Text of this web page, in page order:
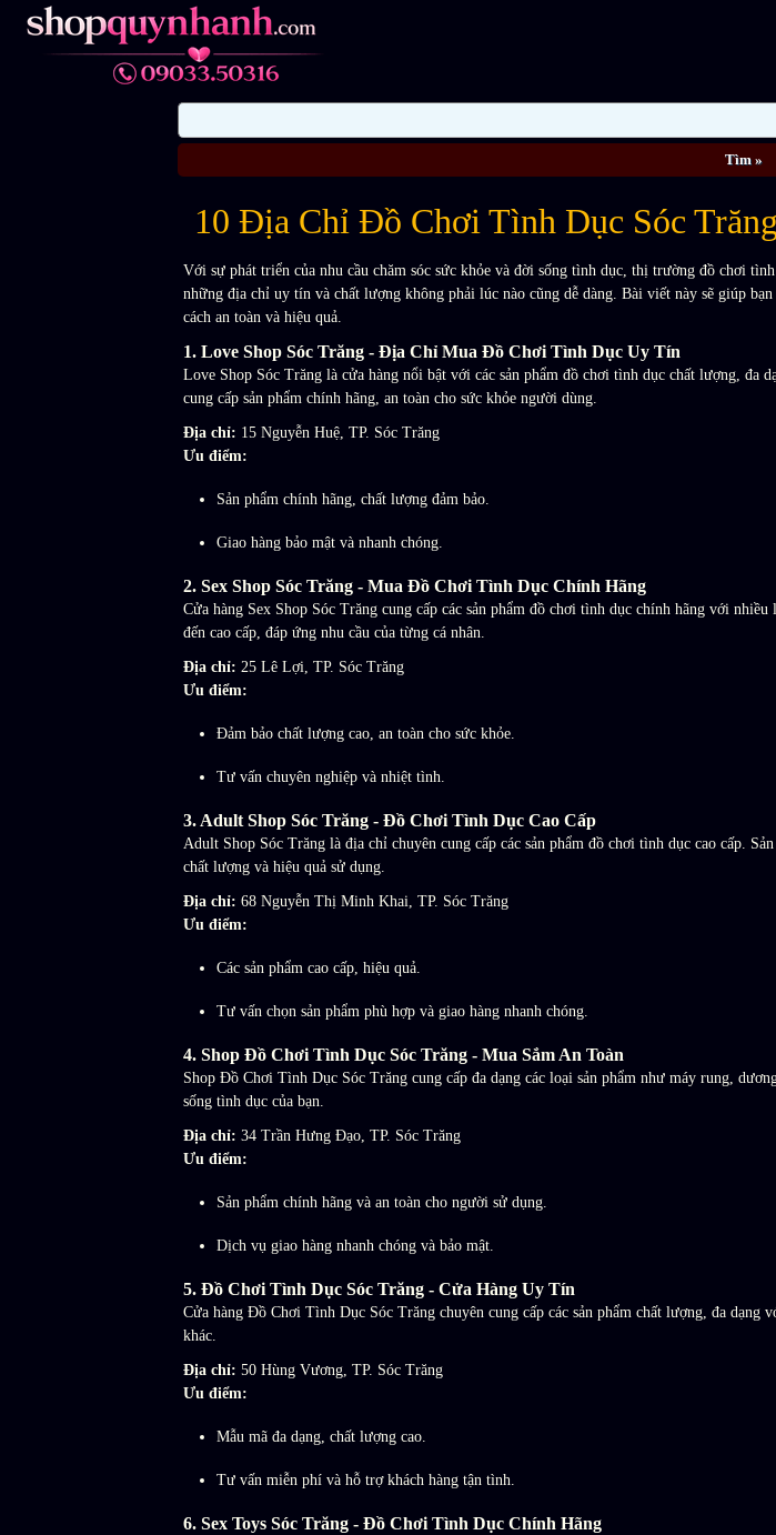
10 Địa Chỉ Đồ Chơi Tình Dục Sóc
Với sự phát triển của nhu cầu chăm sóc sức khỏe và đời sống tình dục, thị trường đồ chơi
những địa chỉ uy tín và chất lượng không phải lúc nào cũng dễ dàng. Bài viết này sẽ giúp
cách an toàn và hiệu quả.
1. Love Shop Sóc Trăng - Địa Chỉ Mua Đồ Chơi Tình Dục Uy Tín
Love Shop Sóc Trăng là cửa hàng nổi bật với các sản phẩm đồ chơi tình dục chất lượng, đa
cung cấp sản phẩm chính hãng, an toàn cho sức khỏe người dùng.
Địa chỉ: 15 Nguyễn Huệ, TP. Sóc Trăng
Ưu điểm:
Sản phẩm chính hãng, chất lượng đảm bảo.
Giao hàng bảo mật và nhanh chóng.
2. Sex Shop Sóc Trăng - Mua Đồ Chơi Tình Dục Chính Hãng
Cửa hàng Sex Shop Sóc Trăng cung cấp các sản phẩm đồ chơi tình dục chính hãng với
đến cao cấp, đáp ứng nhu cầu của từng cá nhân.
Địa chỉ: 25 Lê Lợi, TP. Sóc Trăng
Ưu điểm:
Đảm bảo chất lượng cao, an toàn cho sức khỏe.
Tư vấn chuyên nghiệp và nhiệt tình.
3.Adult Shop Sóc Trăng - Đồ Chơi Tình Dục Cao Cấp
Adult Shop Sóc Trăng là địa chỉ chuyên cung cấp các sản phẩm đồ chơi tình dục cao cấp.
chất lượng và hiệu quả sử dụng.
Địa chỉ: 68 Nguyễn Thị Minh Khai, TP. Sóc Trăng
Ưu điểm:
Các sản phẩm cao cấp, hiệu quả.
Tư vấn chọn sản phẩm phù hợp và giao hàng nhanh chóng.
4. Shop Đồ Chơi Tình Dục Sóc Trăng - Mua Sắm An Toàn
Shop Đồ Chơi Tình Dục Sóc Trăng cung cấp đa dạng các loại sản phẩm như máy rung,
sống tình dục của bạn.
Địa chỉ: 34 Trần Hưng Đạo, TP. Sóc Trăng
Ưu điểm:
Sản phẩm chính hãng và an toàn cho người sử dụng.
Dịch vụ giao hàng nhanh chóng và bảo mật.
5. Đồ Chơi Tình Dục Sóc Trăng - Cửa Hàng Uy Tín
Cửa hàng Đồ Chơi Tình Dục Sóc Trăng chuyên cung cấp các sản phẩm chất lượng, đa
khác.
Địa chỉ: 50 Hùng Vương, TP. Sóc Trăng
Ưu điểm:
Mẫu mã đa dạng, chất lượng cao.
Tư vấn miễn phí và hỗ trợ khách hàng tận tình.
6. Sex Toys Sóc Trăng - Đồ Chơi Tình Dục Chính Hãng